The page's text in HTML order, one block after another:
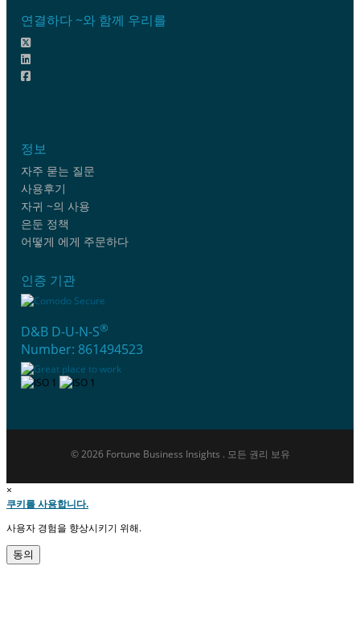
연결하다 ~와 함께 우리를
정보
자주 묻는 질문
사용후기
자귀 ~의 사용
은둔 정책
어떻게 에게 주문하다
인증 기관
D&B D-U-N-S®
Number: 861494523
© 2026 Fortune Business Insights . 모든 권리 보유
×
쿠키를 사용합니다.
사용자 경험을 향상시키기 위해.
동의